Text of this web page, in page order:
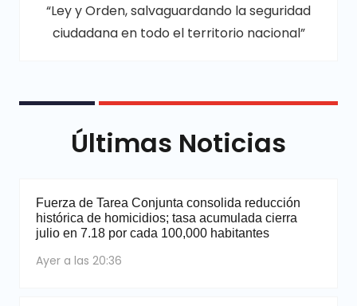
“Ley y Orden, salvaguardando la seguridad
ciudadana en todo el territorio nacional”
Últimas Noticias
Fuerza de Tarea Conjunta consolida reducción
histórica de homicidios; tasa acumulada cierra
julio en 7.18 por cada 100,000 habitantes
Ayer a las 20:36